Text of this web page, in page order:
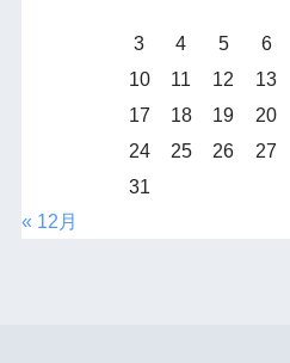
3
4 5 6
10
11 12 13
17
18 19 20
24
25 26 27
31
« 12月